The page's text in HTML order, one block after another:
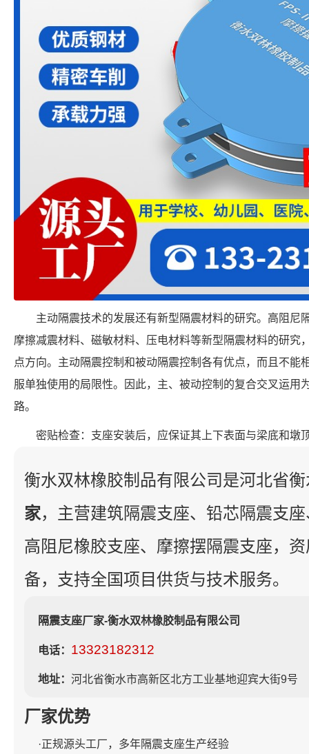
主动隔震技术的发展还有新型隔震材料的研究。高阻尼
摩擦减震材料、磁敏材料、压电材料等新型隔震材料的研究
点方向。主动隔震控制和被动隔震控制各有优点，而且不能
服单独使用的局限性。因此，主、被动控制的复合交叉运用
路。
密贴检查：支座安装后，应保证其上下表面与梁底和墩
衡水双林橡胶制品有限公司是河北省
家，主营建筑隔震支座、铅芯隔震支
高阻尼橡胶支座、摩擦摆隔震支座，
备，支持全国项目供货与技术服务。
隔震支座厂家-衡水双林橡胶制品有限公司
电话： 13323182312
地址： 河北省衡水市高新区北方工业基地迎宾大街9号
厂家优势
·正规源头工厂，多年隔震支座生产经验